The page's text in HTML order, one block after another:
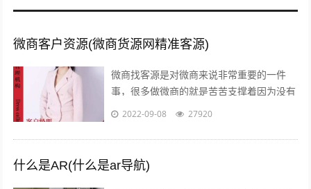
微商客户资源(微商货源网精准客源)
微商找客源是对微商来说非常重要的一件
事，很多做微商的就是苦苦支撑着因为没有
客源，微商如何找客源一直是一个不衰的话
定...
2022-09-08 27920
什么是AR(什么是ar导航)